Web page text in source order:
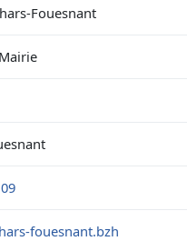
Fouesnant
fouesnant.bzh